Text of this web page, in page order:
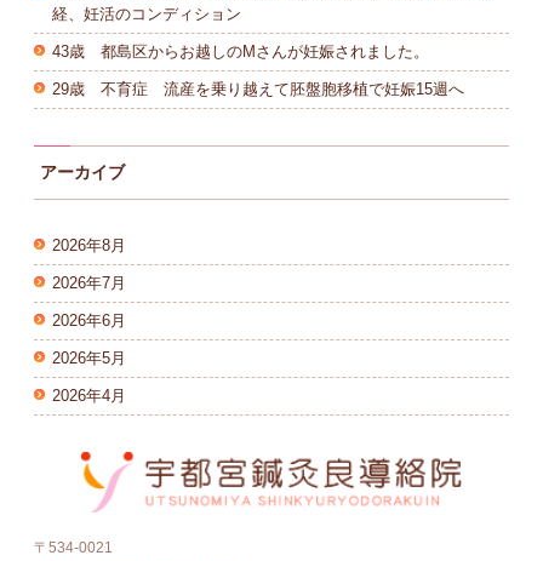
経、妊活のコンディション
43歳 都島区からお越しのMさんが妊娠されました。
29歳 不育症 流産を乗り越えて胚盤胞移植で妊娠15週へ
アーカイブ
2026年8月
2026年7月
2026年6月
2026年5月
2026年4月
〒534-0021